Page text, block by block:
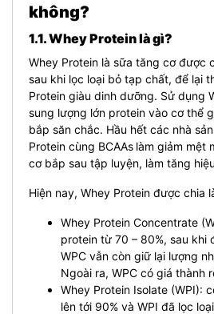
không?
1.1. Whey Protein là gì?
Whey Protein là sữa tăng cơ được
sau khi lọc loại bỏ tạp chất, để lại
Protein giàu dinh dưỡng. Sử dụng
sung lượng lớn protein vào cơ thể
bắp săn chắc. Hầu hết các nhà
Protein cùng BCAAs làm giảm mệt
cơ bắp sau tập luyện, làm tăng
Hiện nay, Whey Protein được chia
Whey Protein Concentrate
protein từ 70 – 80%, sau khi
WPC vẫn còn giữ lại lượng
Ngoài ra, WPC có giá thành
Whey Protein Isolate (WPI):
lên tới 90% và WPI đã lọc